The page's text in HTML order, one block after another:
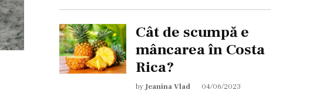
Cât de scumpă e
mâncarea în Costa
Rica?
by Jeanina Vlad 04/06/2023